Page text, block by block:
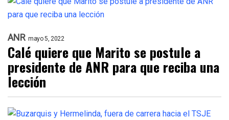
ANR mayo 5, 2022
Calé quiere que Marito se postule a
presidente de ANR para que reciba una
lección